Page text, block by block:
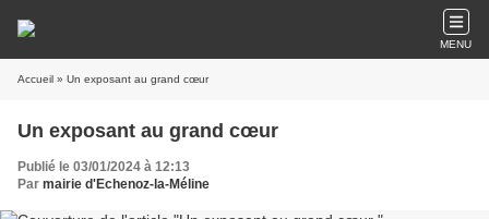
MENU
Accueil » Un exposant au grand cœur
Un exposant au grand cœur
Publié le 03/01/2024 à 12:13
Par mairie d'Echenoz-la-Méline